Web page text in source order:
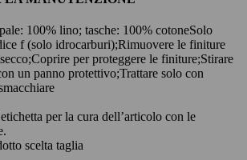
100% lino; tasche: 100% cotoneSolo
f (solo idrocarburi);Rimuovere le finiture
Coprire per proteggere le finiture;Stirare
un panno protettivo;Trattare solo con
per la cura dell’articolo con le